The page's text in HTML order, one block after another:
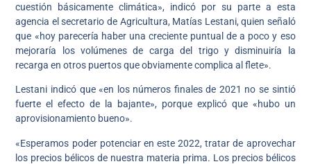
cuestión básicamente climática», indicó por su parte a esta
agencia el secretario de Agricultura, Matías Lestani, quien señaló
que «hoy parecería haber una creciente puntual de a poco y eso
mejoraría los volúmenes de carga del trigo y disminuiría la
recarga en otros puertos que obviamente complica al flete».
Lestani indicó que «en los números finales de 2021 no se sintió
fuerte el efecto de la bajante», porque explicó que «hubo un
aprovisionamiento bueno».
«Esperamos poder potenciar en este 2022, tratar de aprovechar
los precios bélicos de nuestra materia prima. Los precios bélicos